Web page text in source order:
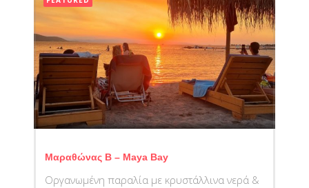
Μαραθώνας Β – Maya Bay
Οργανωμένη παραλία με κρυστάλλινα νερά &